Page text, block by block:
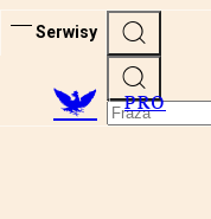
Serwisy
PRO